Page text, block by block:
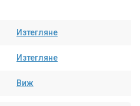
Изтегляне
Изтегляне
Виж